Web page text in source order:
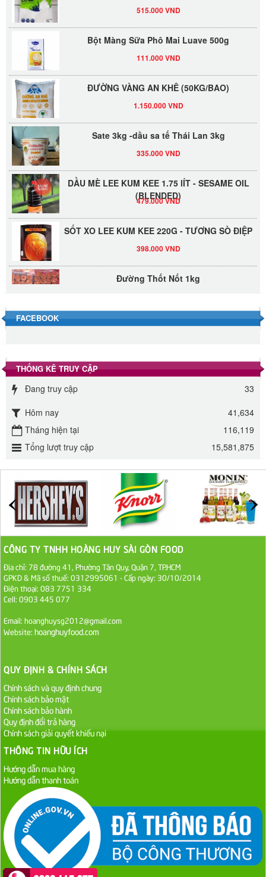
Bột Màng Sữa Phô Mai Luave 500g
ĐƯỜNG VÀNG AN KHÊ (50KG/BAO)
Sate 3kg -dầu sa tế Thái Lan 3kg
DẦU MÈ LEE KUM KEE 1.75 lÍT - SESAME OIL
(BLENDED)
479.000 VND
SỐT XO LEE KUM KEE 220G - TƯƠNG SÒ ĐIỆP
Đường Thốt Nốt 1kg
Đường phèn hạt Long An 500g
Đường phèn Long An bao 10kg
Đường mía thiên nhiên Biên Hòa gói 1kg
27.000 VND
Đường cát trắng An Khê bao 50kg
1.100.000 VND
36.000 VND
Dầu Ăn Tường An Cooking Oil 25kg
Liên hệ
Dầu Ăn Cái Lân Orchid 25kg
Liên hệ
FACEBOOK
THỐNG KÊ TRUY CẬP
Đang truy cập
33
Hôm nay
41,634
Tháng hiện tại
116,119
Tổng lượt truy cập
15,581,875
CÔNG TY TNHH HOÀNG HUY SÀI GÒN FOOD
Địa chỉ: 78 đường 41, Phường Tân Quy, Quận 7, TP.HCM
GPKD & Mã số thuế: 0312995061 - Cấp ngày: 30/10/2014
Điện thoại: 083 7751 334
Cell: 0903 445 077
Email: hoanghuysg2012@gmail.com
Website: hoanghuyfood.com
QUY ĐỊNH & CHÍNH SÁCH
Chính sách và quy định chung
Chính sách bảo mật
Chính sách bảo hành
Quy định đổi trả hàng
Chính sách giải quyết khiếu nại
THÔNG TIN HỮU ÍCH
Hướng dẫn mua hàng
Hướng dẫn thanh toán